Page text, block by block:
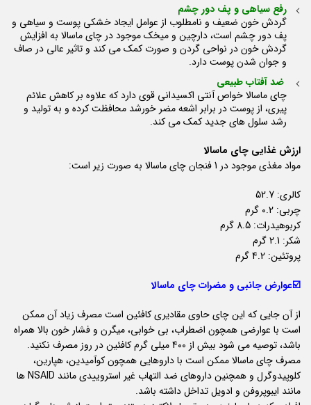
رفع سیاهی و پف دور چشم
گردش خون ضعیف و نامطلوب از عوامل ایجاد خشکی پوست و سیاهی و
پف دور چشم است، دارچین و میخک موجود در چای ماسالا به افزایش
گردش خون در نواحی گردن و صورت کمک می کند و تاثیر عالی در صاف
و جوان شدن پوست دارد.
ضد آفتاب طبیعی
چای ماسالا خواص آنتی اکسیدانی قوی دارد که علاوه بر کاهش علائم
پیری، از پوست در برابر اشعه مضر خورشد محافظت کرده و به تولید و
رشد سلول های جدید کمک می کند.
ارزش غذایی چای ماسالا
مواد مغذی موجود در 1 فنجان چای ماسالا به صورت زیر است:
کالری: 52.7
چربی: 0.2 گرم
کربوهیدرات: 8.5 گرم
شکر: 2.1 گرم
پروتئین: 4.2 گرم
☑️عوارض جانبی و مضرات چای ماسالا
از آن جایی که این چای حاوی مقادیری کافئین است مصرف زیاد آن ممکن
است با عوارضی همچون اضطراب، بی خوابی، میگرن و فشار خون بالا همراه
باشد، توصیه می شود بیش از 400 میلی گرم کافئین در روز مصرف نکنید.
مصرف چای ماسالا ممکن است با داروهایی همچون کوآمیدین، هپارین،
کلوپیدوگرل و همچنین داروهای ضد التهاب غیر استروییدی مانند NSAID ها
مانند ایبوپروفن و ادویل تداخل داشته باشد.